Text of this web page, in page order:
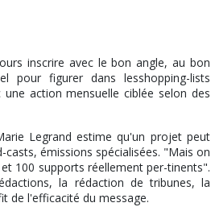
inscrire avec le bon angle, au bon
pour figurer dans lesshopping-lists
action mensuelle ciblée selon des
Legrand estime qu'un projet peut
émissions spécialisées. "Mais on
100 supports réellement per-tinents".
la rédaction de tribunes, la
de l'efficacité du message.